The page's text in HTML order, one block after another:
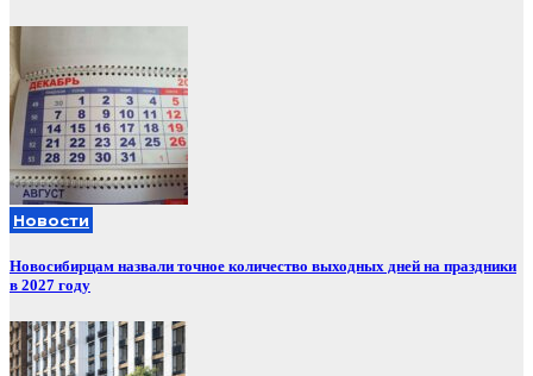
Новости
Новосибирцам назвали точное количество выходных дней на праздники
в 2027 году